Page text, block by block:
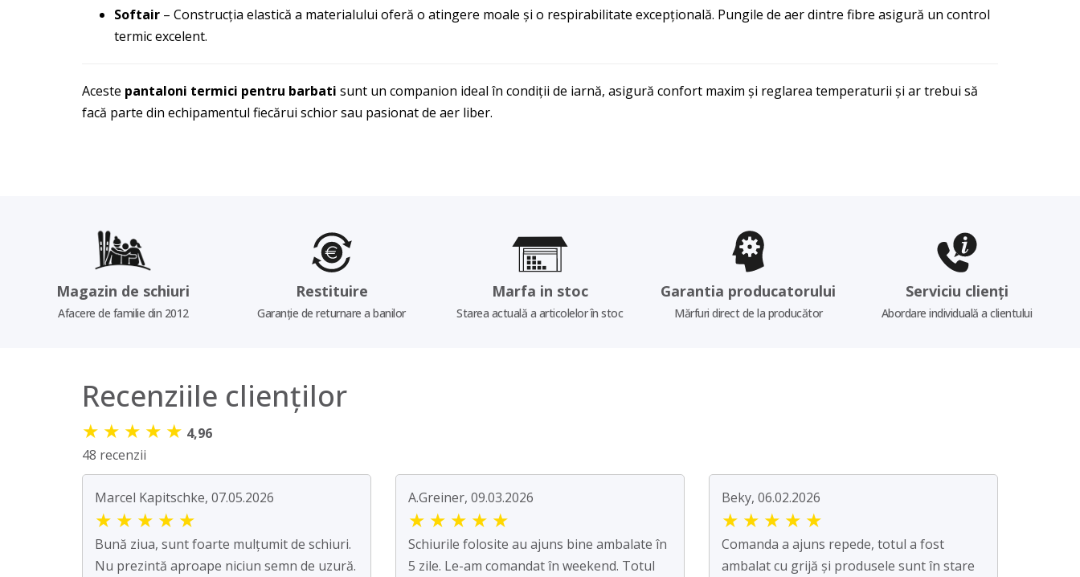
Softair – Construcția elastică a materialului oferă o atingere moale și o respirabilitate excepțională. Pungile de aer dintre fibre asigură un control
termic excelent.
Aceste pantaloni termici pentru barbati sunt un companion ideal în condiții de iarnă, asigură confort maxim și reglarea temperaturii și ar trebui să
facă parte din echipamentul fiecărui schior sau pasionat de aer liber.
Magazin de schiuri
Afacere de familie din 2012
Restituire
Garanție de returnare a banilor
Marfa in stoc
Starea actuală a articolelor în stoc
Garantia producatorului
Mărfuri direct de la producător
Serviciu clienți
Abordare individuală a clientului
Recenziile clienților
★ ★ ★ ★ ★ 4,96
48 recenzii
Marcel Kapitschke, 07.05.2026
★ ★ ★ ★ ★
Bună ziua, sunt foarte mulțumit de schiuri.
Nu prezintă aproape niciun semn de uzură.
A.Greiner, 09.03.2026
★ ★ ★ ★ ★
Schiurile folosite au ajuns bine ambalate în
5 zile. Le-am comandat în weekend. Totul
Beky, 06.02.2026
★ ★ ★ ★ ★
Comanda a ajuns repede, totul a fost
ambalat cu grijă și produsele sunt în stare